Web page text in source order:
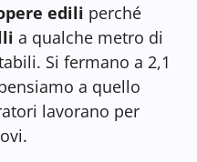
edili perché
a qualche metro di
Si fermano a 2,1
a quello
lavorano per